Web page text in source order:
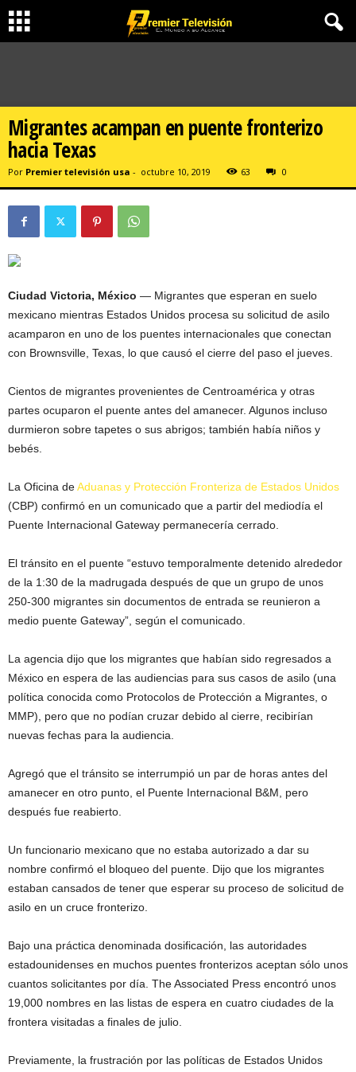
Migrantes acampan en puente fronterizo
hacia Texas
Por Premier televisión usa - octubre 10, 2019 63 0
Ciudad Victoria, México — Migrantes que esperan en suelo
mexicano mientras Estados Unidos procesa su solicitud de asilo
acamparon en uno de los puentes internacionales que conectan
con Brownsville, Texas, lo que causó el cierre del paso el jueves.
Cientos de migrantes provenientes de Centroamérica y otras
partes ocuparon el puente antes del amanecer. Algunos incluso
durmieron sobre tapetes o sus abrigos; también había niños y
bebés.
La Oficina deAduanas y Protección Fronteriza de Estados Unidos
(CBP) confirmó en un comunicado que a partir del mediodía el
Puente Internacional Gateway permanecería cerrado.
El tránsito en el puente “estuvo temporalmente detenido alrededor
de la 1:30 de la madrugada después de que un grupo de unos
250-300 migrantes sin documentos de entrada se reunieron a
medio puente Gateway”, según el comunicado.
La agencia dijo que los migrantes que habían sido regresados a
México en espera de las audiencias para sus casos de asilo (una
política conocida como Protocolos de Protección a Migrantes, o
MMP), pero que no podían cruzar debido al cierre, recibirían
nuevas fechas para la audiencia.
Agregó que el tránsito se interrumpió un par de horas antes del
amanecer en otro punto, el Puente Internacional B&M, pero
después fue reabierto.
Un funcionario mexicano que no estaba autorizado a dar su
nombre confirmó el bloqueo del puente. Dijo que los migrantes
estaban cansados de tener que esperar su proceso de solicitud de
asilo en un cruce fronterizo.
Bajo una práctica denominada dosificación, las autoridades
estadounidenses en muchos puentes fronterizos aceptan sólo unos
cuantos solicitantes por día. The Associated Press encontró unos
19,000 nombres en las listas de espera en cuatro ciudades de la
frontera visitadas a finales de julio.
Previamente, la frustración por las políticas de Estados Unidos